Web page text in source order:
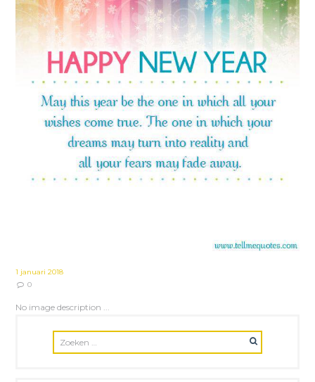
1 januari 2018
0
No image description ...